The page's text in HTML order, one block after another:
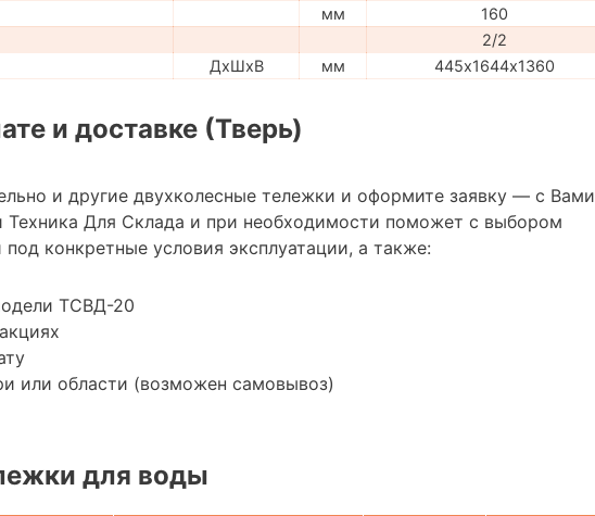
мм
160
2/2
ДхШхВ мм 445х1644х1360
и доставке (Тверь)
и другие двухколесные тележки и оформите заявку — с Вами
Для Склада и при необходимости поможет с выбором
конкретные условия эксплуатации, а также:
ТСВД-20
или области (возможен самовывоз)
для воды